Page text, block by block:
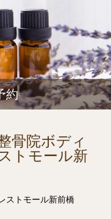
約
骨院ボディ
トモール新
ストモール新前橋